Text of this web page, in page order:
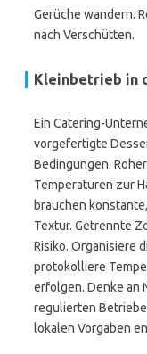
Gerüche wandern.
nach Verschütten.
Kleinbetrieb in
Ein Catering-
vorgefertigte
Bedingungen.
Temperaturen zur
brauchen
Textur. Getrennte
Risiko. Organisiere
protokolliere
erfolgen. Denke an
regulierten
lokalen Vorgaben